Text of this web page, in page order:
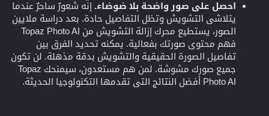
احصل على صور واضحة بلا ضوضاء. إنه شعورٌ ساحرٌ عندما
يتلاشى التشويش وتظل التفاصيل حادة. بعد دراسة ملايين
الصور، يستطيع محرك إزالة التشويش من Topaz Photo AI
فهم محتوى صورتك بفعالية. يمكنه تحديد الفرق بين
تفاصيل الصورة الحقيقية والتشويش بدقة مذهلة. لن تكون
جميع صورك مشوشة. لمن هم مستعدون، سيمنحك Topaz
Photo AI أفضل النتائج التي تقدمها التكنولوجيا الحديثة.